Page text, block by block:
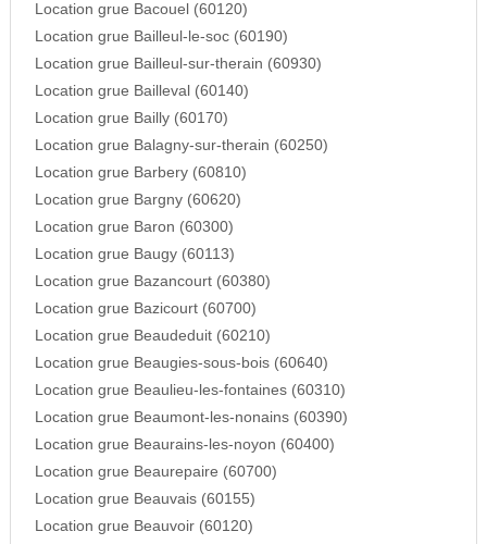
Location grue Bacouel (60120)
Location grue Bailleul-le-soc (60190)
Location grue Bailleul-sur-therain (60930)
Location grue Bailleval (60140)
Location grue Bailly (60170)
Location grue Balagny-sur-therain (60250)
Location grue Barbery (60810)
Location grue Bargny (60620)
Location grue Baron (60300)
Location grue Baugy (60113)
Location grue Bazancourt (60380)
Location grue Bazicourt (60700)
Location grue Beaudeduit (60210)
Location grue Beaugies-sous-bois (60640)
Location grue Beaulieu-les-fontaines (60310)
Location grue Beaumont-les-nonains (60390)
Location grue Beaurains-les-noyon (60400)
Location grue Beaurepaire (60700)
Location grue Beauvais (60155)
Location grue Beauvoir (60120)